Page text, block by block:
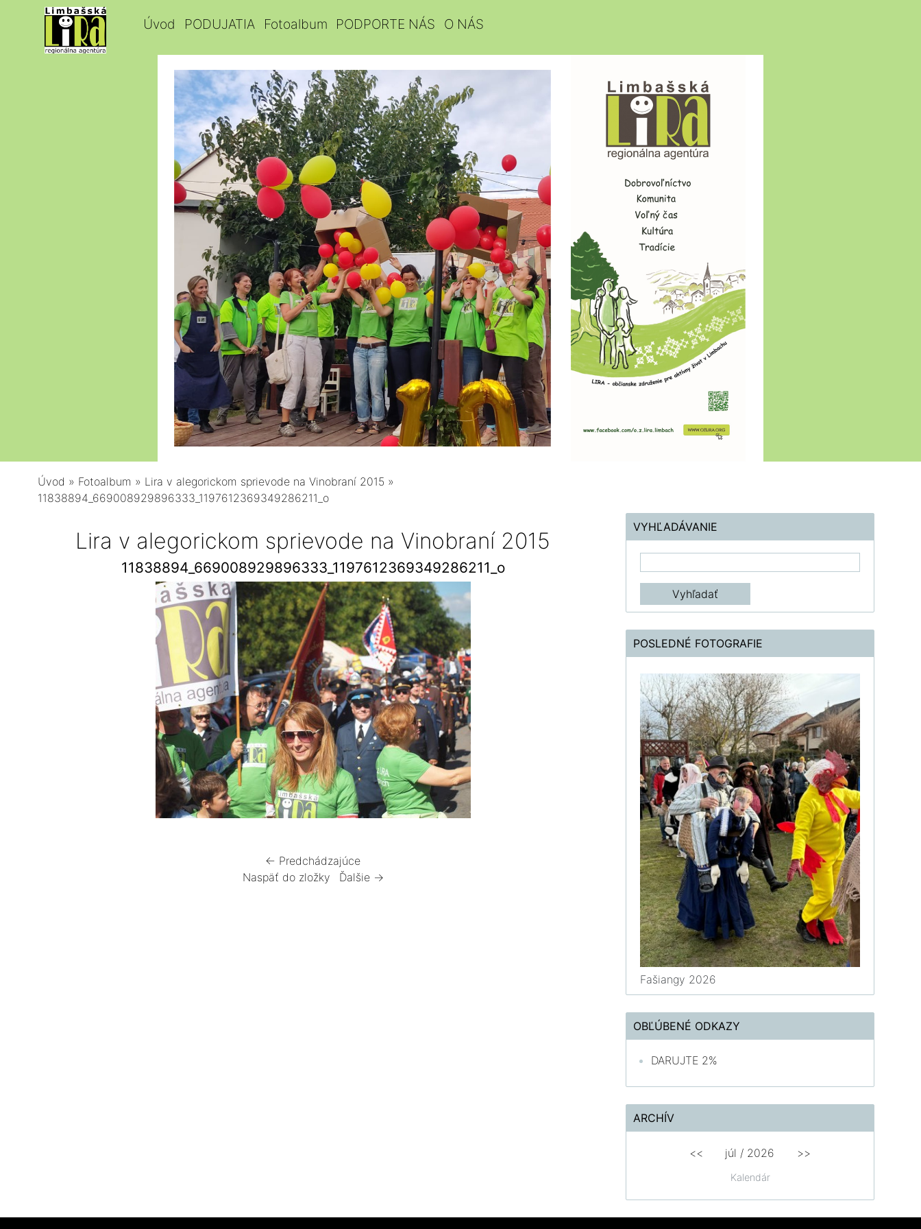
Úvod PODUJATIA Fotoalbum PODPORTE NÁS O NÁS
Úvod » Fotoalbum » Lira v alegorickom sprievode na Vinobraní 2015 »
11838894_669008929896333_1197612369349286211_o
Lira v alegorickom sprievode na Vinobraní 2015
11838894_669008929896333_1197612369349286211_o
← Predchádzajúce
Naspäť do zložky
Ďalšie →
VYHĽADÁVANIE
POSLEDNÉ FOTOGRAFIE
Fašiangy 2026
OBĽÚBENÉ ODKAZY
DARUJTE 2%
ARCHÍV
Kalendár
<< júl / 2026 >>